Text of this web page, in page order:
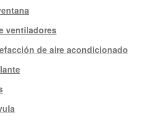
ventiladores
de aire acondicionado